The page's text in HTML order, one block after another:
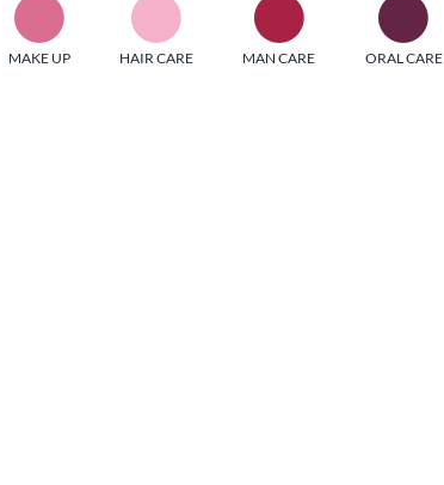
racchiude un pool di società di comunicazione
nell’informazione b2b. Edizioni Turbo, in
numerose riviste verticali, fornisce strumenti di
gli attori nei settori beauty, food,
e sport.
MAKE UP HAIR CARE MAN CARE ORAL CARE